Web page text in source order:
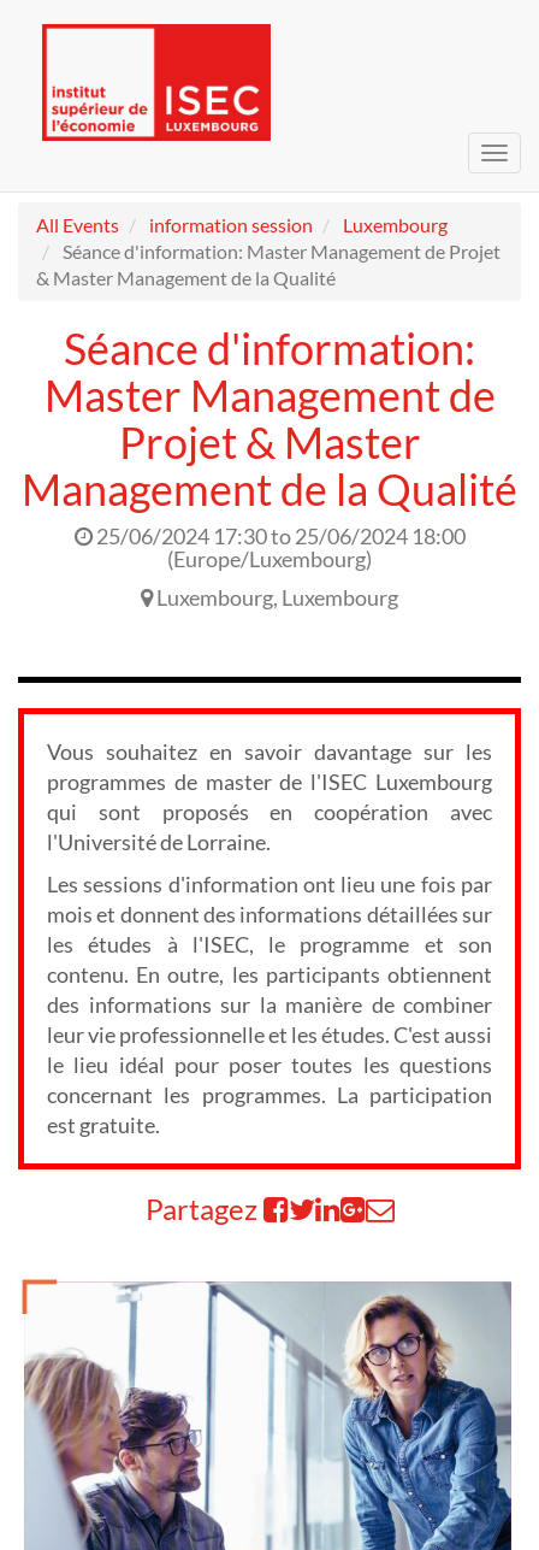
All Events
information session
Luxembourg
Séance d'information: Master Management de Projet
& Master Management de la Qualité
Séance d'information:
Master Management de
Projet & Master
Management de la Qualité
25/06/2024 17:30to25/06/2024 18:00
(Europe/Luxembourg)
Luxembourg, Luxembourg
Vous souhaitez en savoir davantage sur les
programmes de master de l'ISEC Luxembourg
qui sont proposés en coopération avec
l'Université de Lorraine.
Les sessions d'information ont lieu une fois par
mois et donnent des informations détaillées sur
les études à l'ISEC, le programme et son
contenu. En outre, les participants obtiennent
des informations sur la manière de combiner
leur vie professionnelle et les études. C'est aussi
le lieu idéal pour poser toutes les questions
concernant les programmes. La participation
est gratuite.
Partagez